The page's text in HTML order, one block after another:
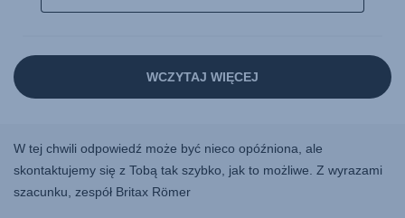
W tej chwili odpowiedź może być nieco opóźniona, ale
skontaktujemy się z Tobą tak szybko, jak to możliwe. Z wyrazami
szacunku, zespół Britax Römer